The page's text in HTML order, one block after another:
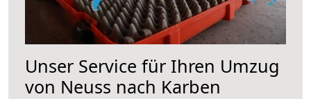
Unser Service für Ihren Umzug
von Neuss nach Karben